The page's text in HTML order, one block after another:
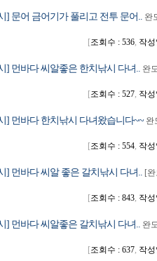
] 문어 금어기가 풀리고 전투 문어.. 완
[조회수 : 536, 작성
] 먼바다 씨알좋은 한치낚시 다녀.. 완
[조회수 : 527, 작성
] 먼바다 한치낚시 다녀왔습니다~~ 완
[조회수 : 554, 작성
] 먼바다 씨알 좋은 갈치낚시 다녀.. [
[조회수 : 843, 작성
] 먼바다 씨알좋은 갈치낚시 다녀.. 완
[조회수 : 637, 작성